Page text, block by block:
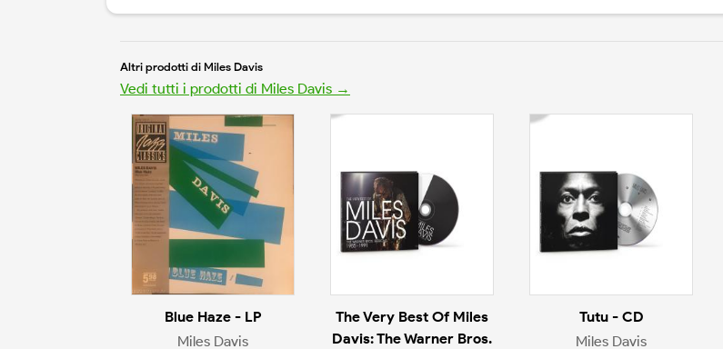
Altri prodotti di Miles Davis
Vedi tutti i prodotti di Miles Davis →
Blue Haze - LP
Miles Davis
The Very Best Of Miles
Davis: The Warner Bros.
Tutu - CD
Miles Davis